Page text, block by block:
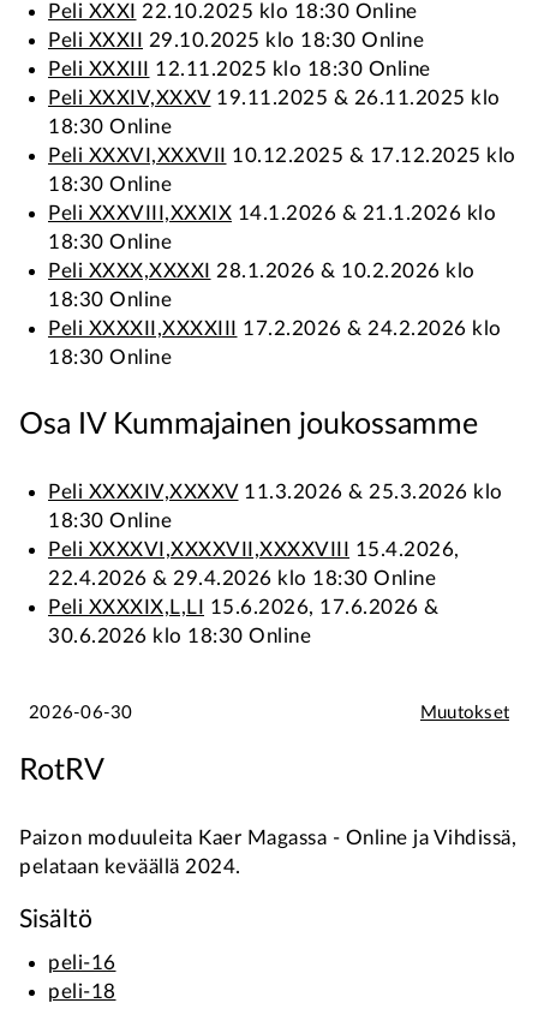
Peli XXXI
22.10.2025 klo 18:30 Online
Peli XXXII
29.10.2025 klo 18:30 Online
Peli XXXIII
12.11.2025 klo 18:30 Online
Peli XXXIV,XXXV19.11.2025 & 26.11.2025 klo
18:30 Online
Peli XXXVI,XXXVII
10.12.2025 & 17.12.2025 klo
18:30 Online
Peli XXXVIII,XXXIX 14.1.2026 & 21.1.2026 klo
18:30 Online
Peli XXXX,XXXXI
28.1.2026 & 10.2.2026 klo
18:30 Online
Peli XXXXII,XXXXIII
17.2.2026 & 24.2.2026 klo
18:30 Online
Osa IV Kummajainen joukossamme
Peli XXXXIV,XXXXV11.3.2026 & 25.3.2026 klo
18:30 Online
Peli XXXXVI,XXXXVII,XXXXVIII
15.4.2026,
22.4.2026 & 29.4.2026 klo 18:30 Online
Peli XXXXIX,L,LI
15.6.2026, 17.6.2026 &
30.6.2026 klo 18:30 Online
2026-06-30 Muutokset
RotRV
Paizon moduuleita Kaer Magassa - Online ja Vihdissä,
pelataan keväällä 2024.
Sisältö
peli-16
peli-18